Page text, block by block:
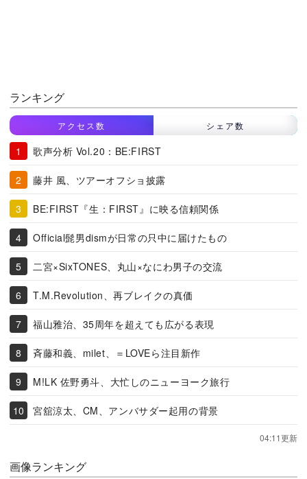
ランキング
アクセス数 シェア数
歌声分析 Vol.20：BE:FIRST
藤井 風、ツアーオフショ披露
BE:FIRST『生：FIRST』に映る信頼関係
Official髭男dismが日常の只中に届けたもの
二宮×SixTONES、丸山×なにわ男子の交流
T.M.Revolution、再ブレイクの真価
福山雅治、35周年を超えても広がる表現
斉藤和義、milet、＝LOVEら注目新作
M!LK 佐野勇斗、大忙しのニューヨーク旅行
宮舘涼太、CM、アンバサダー起用の背景
04:11更新
画像ランキング